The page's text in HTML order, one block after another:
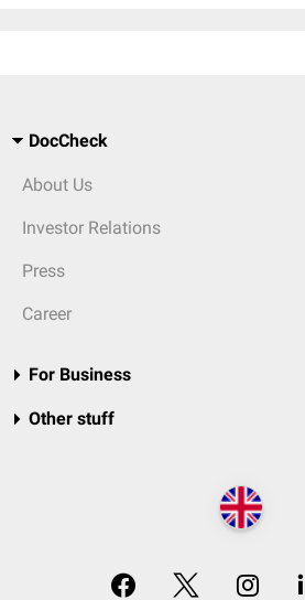
DocCheck
About Us
Investor Relations
Press
Career
For Business
Other stuff